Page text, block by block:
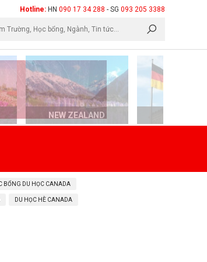
Hotline: HN 090 17 34 288 - SG 093 205 3388
NEW ZEALAND
BỔNG DU HỌC CANADA
DU HỌC HÈ CANADA